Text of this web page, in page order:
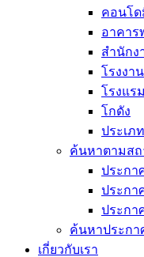
คอนโด
อาคา
สำนักง
โรงงาน
โรงแรม
โกดัง
ประเภ
ค้นหาตามสถ
ประกา
ประกา
ประกา
ค้นหาประกา
เกี่ยวกับเรา